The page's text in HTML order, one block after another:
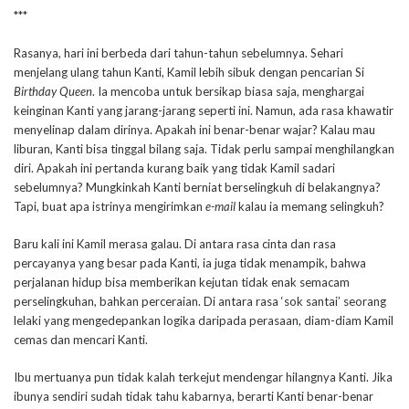
***
Rasanya, hari ini berbeda dari tahun-tahun sebelumnya. Sehari
menjelang ulang tahun Kanti, Kamil lebih sibuk dengan pencarian Si
Birthday Queen. Ia mencoba untuk bersikap biasa saja, menghargai
keinginan Kanti yang jarang-jarang seperti ini. Namun, ada rasa khawatir
menyelinap dalam dirinya. Apakah ini benar-benar wajar? Kalau mau
liburan, Kanti bisa tinggal bilang saja. Tidak perlu sampai menghilangkan
diri. Apakah ini pertanda kurang baik yang tidak Kamil sadari
sebelumnya? Mungkinkah Kanti berniat berselingkuh di belakangnya?
Tapi, buat apa istrinya mengirimkan e-mailkalau ia memang selingkuh?
Baru kali ini Kamil merasa galau. Di antara rasa cinta dan rasa
percayanya yang besar pada Kanti, ia juga tidak menampik, bahwa
perjalanan hidup bisa memberikan kejutan tidak enak semacam
perselingkuhan, bahkan perceraian. Di antara rasa ‘sok santai’ seorang
lelaki yang mengedepankan logika daripada perasaan, diam-diam Kamil
cemas dan mencari Kanti.
Ibu mertuanya pun tidak kalah terkejut mendengar hilangnya Kanti. Jika
ibunya sendiri sudah tidak tahu kabarnya, berarti Kanti benar-benar